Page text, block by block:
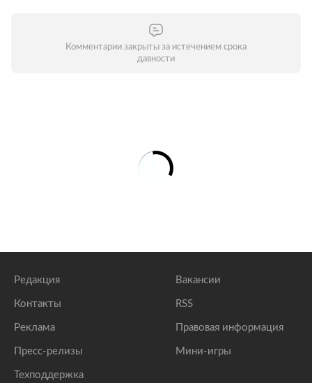
Комментарии закрыты за истечением срока
давности
Редакция
Контакты
Реклама
Пресс-релизы
Техподдержка
Вакансии
RSS
Правовая информация
Мини-игры